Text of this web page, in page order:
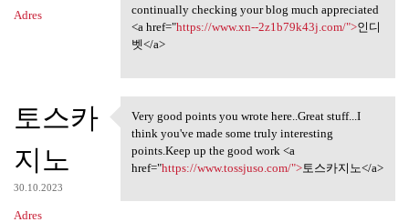
Adres
continually checking your blog much appreciated
<a href="https://www.xn--2z1b79k43j.com/">인디
벳</a>
토스카
지노
30.10.2023
Adres
Very good points you wrote
Very good points you wrote here..Great stuff...I
think you've made some truly interesting
points.Keep up the good work <a
href="https://www.tossjuso.com/">토스카지노</a>